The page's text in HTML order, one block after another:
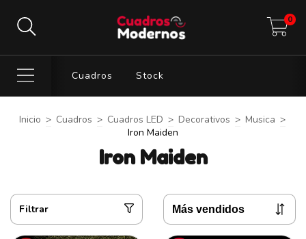
0
Cuadros Stock
Inicio > Cuadros > Cuadros LED > Decorativos > Musica >
Iron Maiden
Iron Maiden
Filtrar